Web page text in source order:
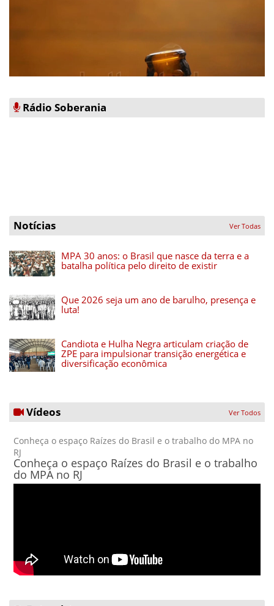
Rádio Soberania
Notícias Ver Todas
MPA 30 anos: o Brasil que nasce da terra e a
batalha política pelo direito de existir
Que 2026 seja um ano de barulho, presença e
luta!
Candiota e Hulha Negra articulam criação de
ZPE para impulsionar transição energética e
diversificação econômica
Vídeos Ver Todos
Conheça o espaço Raízes do Brasil e o trabalho do MPA no
RJ
Conheça o espaço Raízes do Brasil e o trabalho
do MPA no RJ